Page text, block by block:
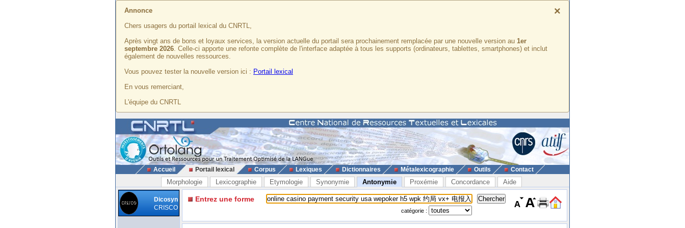
×
Annonce
Chers usagers du portail lexical du CNRTL,
Après vingt ans de bons et loyaux services, la version actuelle du portail sera prochainement remplacée par une nouvelle version au 1er
septembre 2026. Celle-ci apporte une refonte complète de l'interface adaptée à tous les supports (ordinateurs, tablettes, smartphones) et inclut
également de nouvelles ressources.
Vous pouvez tester la nouvelle version ici : Portail lexical
En vous remerciant,
L'équipe du CNRTL
Accueil Portail lexical Corpus Lexiques Dictionnaires Métalexicographie Outils Contact
Morphologie Lexicographie Etymologie Synonymie Antonymie Proxémie Concordance Aide
Dicosyn
CRISCO
Entrez une forme
catégorie :